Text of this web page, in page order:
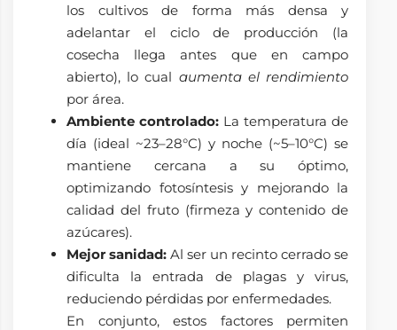
los cultivos de forma más densa y
adelantar el ciclo de producción (la
cosecha llega antes que en campo
abierto), lo cual aumenta el rendimiento
por área.
Ambiente controlado: La temperatura de
día (ideal ~23–28°C) y noche (~5–10°C) se
mantiene cercana a su óptimo,
optimizando fotosíntesis y mejorando la
calidad del fruto (firmeza y contenido de
azúcares).
Mejor sanidad: Al ser un recinto cerrado se
dificulta la entrada de plagas y virus,
reduciendo pérdidas por enfermedades.
En conjunto, estos factores permiten